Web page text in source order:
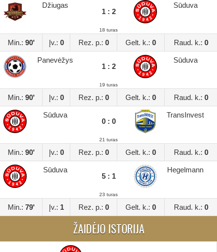
Džiugas
1 : 2
Sūduva
18 turas
Min.: 90' Įv.: 0 Rez. p.: 0 Gelt. k.: 0 Raud. k.: 0
Panevėžys
1 : 2
Sūduva
19 turas
Min.: 90' Įv.: 0 Rez. p.: 0 Gelt. k.: 0 Raud. k.: 0
Sūduva
0 : 0
TransInvest
21 turas
Min.: 90' Įv.: 0 Rez. p.: 0 Gelt. k.: 0 Raud. k.: 0
Sūduva
5 : 1
Hegelmann
23 turas
Min.: 79' Įv.: 1 Rez. p.: 0 Gelt. k.: 0 Raud. k.: 0
ŽAIDĖJO ISTORIJA